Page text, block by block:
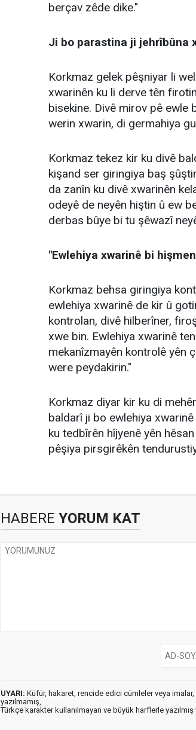
berçav zêde dike."
Ji bo parastina ji jehrîbûna
Korkmaz gelek pêşniyar li
xwarinên ku li derve tên
bisekine. Divê mirov pê ewle
werin xwarin, di germahiya
Korkmaz tekez kir ku divê
kişand ser giringiya baş
da zanîn ku divê xwarinên
odeyê de neyên hiştin û ew
derbas bûye bi tu şêwazî
"Ewlehiya xwarinê bi
Korkmaz behsa giringiya
ewlehiya xwarinê de kir û
kontrolan, divê hilberîner,
xwe bin. Ewlehiya xwarinê
mekanîzmayên kontrolê yên
were peydakirin."
Korkmaz diyar kir ku di
baldarî ji bo ewlehiya
ku tedbîrên hîjyenê yên
pêşiya pirsgirêkên
HABERE YORUM KAT
UYARI: Küfür, hakaret, rencide edici cümleler veya imalar,
yazılmamış,
Türkçe karakter kullanılmayan ve büyük harflerle